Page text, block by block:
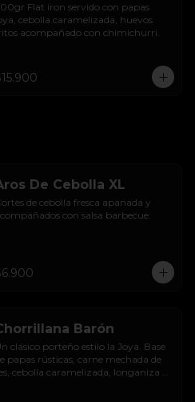
Flat iron servido con papas
cebolla caramelizada, huevos
acompañado con chimichurri.
De Cebolla XL
de cebolla fresca apanada y
con salsa barbecue.
Barón
clásico porteño estilo la Joya. Base
papas rústicas, carne mechada de
cebolla caramelizada, longaniza